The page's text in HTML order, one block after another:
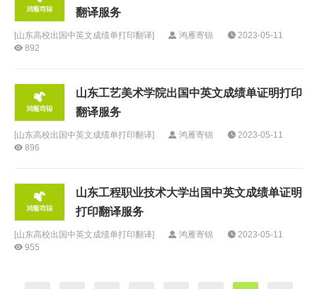
翻译服务
[山东高校出国中英文成绩单打印翻译] 鸿雁寄锦
2023-05-11
892
山东工艺美术学院出国中英文成绩单证明打印
翻译服务
[山东高校出国中英文成绩单打印翻译] 鸿雁寄锦
2023-05-11
896
山东工程职业技术大学出国中英文成绩单证明
打印翻译服务
[山东高校出国中英文成绩单打印翻译] 鸿雁寄锦
2023-05-11
955